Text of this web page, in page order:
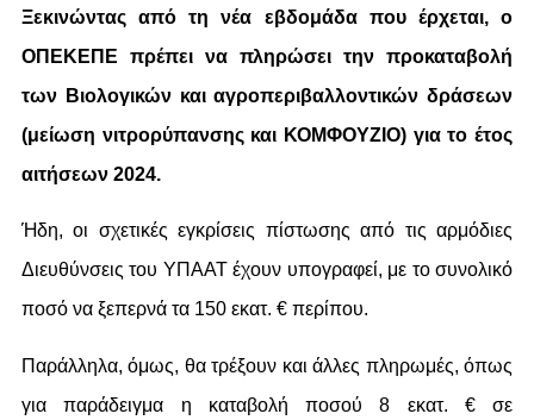
Ξεκινώντας από τη νέα εβδομάδα που έρχεται, ο
ΟΠΕΚΕΠΕ πρέπει να πληρώσει την προκαταβολή
των Βιολογικών και αγροπεριβαλλοντικών δράσεων
(μείωση νιτρορύπανσης και ΚΟΜΦΟΥΖΙΟ) για το έτος
αιτήσεων 2024.
Ήδη, οι σχετικές εγκρίσεις πίστωσης από τις αρμόδιες
Διευθύνσεις του ΥΠΑΑΤ έχουν υπογραφεί, με το συνολικό
ποσό να ξεπερνά τα 150 εκατ. € περίπου.
Παράλληλα, όμως, θα τρέξουν και άλλες πληρωμές, όπως
για παράδειγμα η καταβολή ποσού 8 εκατ. € σε